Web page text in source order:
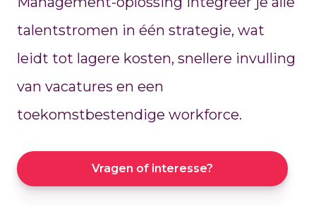
talentstromen in één strategie, wat
leidt tot lagere kosten, snellere invulling
van vacatures en een
toekomstbestendige workforce.
Vragen of interesse?